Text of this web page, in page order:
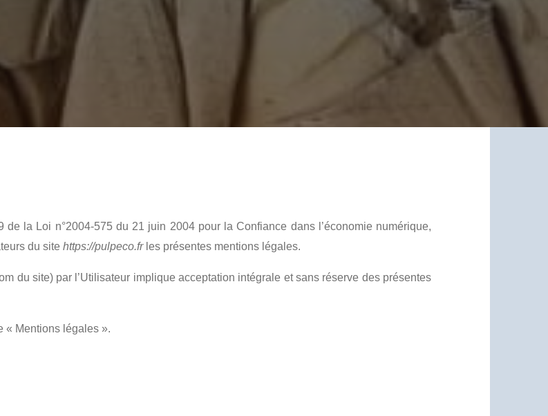
la Loi n°2004-575 du 21 juin 2004 pour la Confiance dans l’économie numérique,
du site https://pulpeco.fr les présentes mentions légales.
du site) par l’Utilisateur implique acceptation intégrale et sans réserve des présentes
« Mentions légales ».